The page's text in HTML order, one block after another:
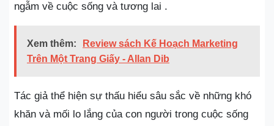
ngẫm về cuộc sống và tương lai .
Xem thêm:
Review sách Kế Hoạch Marketing
Trên Một Trang Giấy - Allan Dib
Tác giả thể hiện sự thấu hiểu sâu sắc về những khó
khăn và mối lo lắng của con người trong cuộc sống